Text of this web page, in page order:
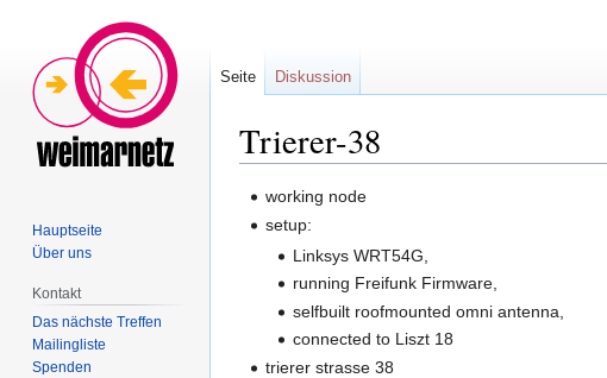
Trierer-38
Zur
Navigation
springen
Zur
Suche
springen
working node
setup:
Linksys WRT54G,
running Freifunk Firmware,
selfbuilt roofmounted omni antenna,
connected to Liszt 18
trierer strasse 38
Seite Diskussion
Hauptseite
Über uns
Kontakt
Das nächste Treffen
Mailingliste
Spenden